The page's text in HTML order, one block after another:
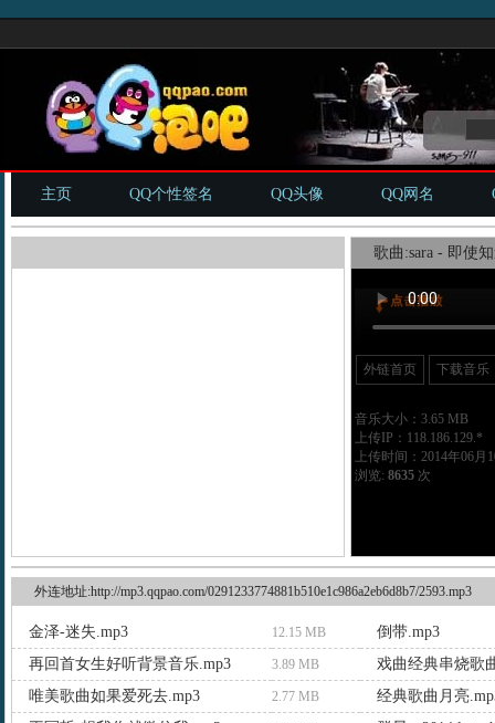
主页 QQ个性签名 QQ头像 QQ网名
歌曲:sara - 即使
外链首页 下载音乐
音乐大小：3.65 MB
上传IP：118.186.129.*
上传时间：2014年06月
浏览: 8635次
外连地址:http://mp3.qqpao.com/0291233774881b510e1c986a2eb6d8b7/2593.mp3
金泽-迷失.mp3 12.15 MB
倒带.mp3
再回首女生好听背景音乐.mp3
3.89 MB
戏曲经典串烧歌
唯美歌曲如果爱死去.mp3
2.77 MB
经典歌曲月亮